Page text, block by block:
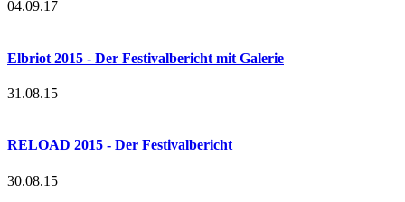
04.09.17
Elbriot 2015 - Der Festivalbericht mit Galerie
31.08.15
RELOAD 2015 - Der Festivalbericht
30.08.15